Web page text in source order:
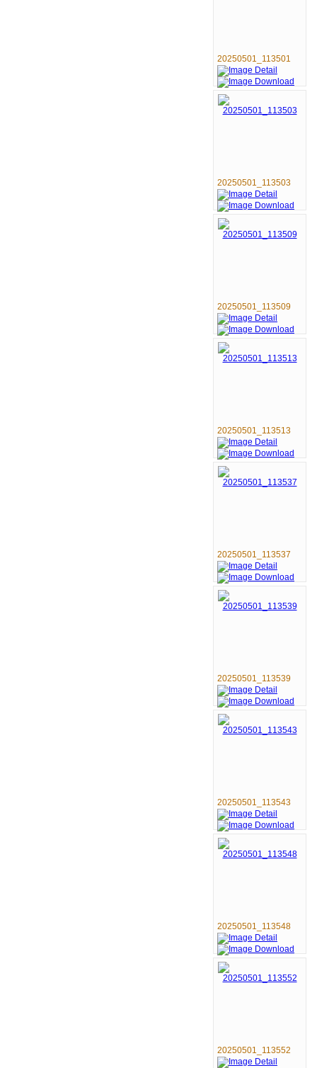
20250501_113501
20250501_113503
20250501_113509
20250501_113513
20250501_113537
20250501_113539
20250501_113543
20250501_113548
20250501_113552